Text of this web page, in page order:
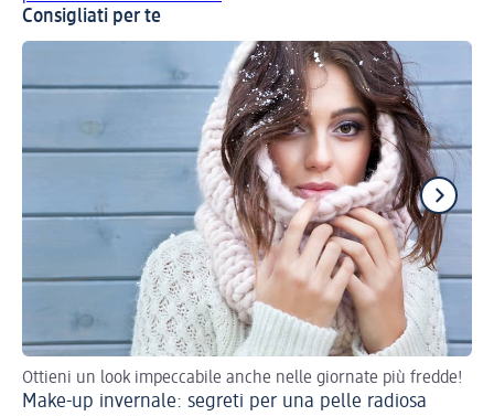
Consigliati per te
Ottieni un look impeccabile anche nelle giornate più fredde!
Make-up invernale: segreti per una pelle radiosa